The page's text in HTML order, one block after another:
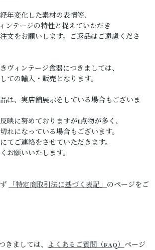
年変化した素材の表情等、
ンテージの特性と捉えていただき
文をお願いします。ご返品はご遠慮くださ
ヴィンテージ食器につきましては、
の輸入・販売となります。
は、実店舗展示をしている場合もございま
に努めておりますが1点物が多く、
になっている場合もございます。
ご連絡をさせていただきます。
願いいたします。
「特定商取引法に基づく表記」のページをご
きましては、 よくあるご質問（FAQ）ページ